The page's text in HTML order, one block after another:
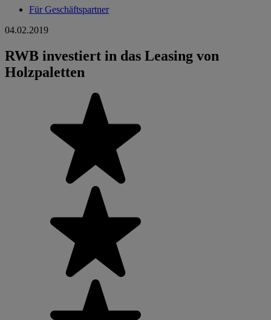
Für Geschäftspartner
04.02.2019
RWB investiert in das Leasing von
Holzpaletten